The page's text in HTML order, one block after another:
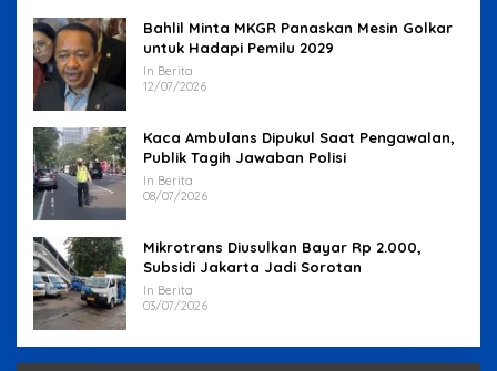
Bahlil Minta MKGR Panaskan Mesin Golkar
untuk Hadapi Pemilu 2029
In Berita
12/07/2026
Kaca Ambulans Dipukul Saat Pengawalan,
Publik Tagih Jawaban Polisi
In Berita
08/07/2026
Mikrotrans Diusulkan Bayar Rp 2.000,
Subsidi Jakarta Jadi Sorotan
In Berita
03/07/2026